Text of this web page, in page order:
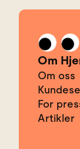
Gå til
Om
Om oss
For
Artikler